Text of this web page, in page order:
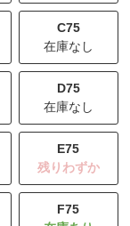
C75
在庫なし
D75
在庫なし
E75
残りわずか
F75